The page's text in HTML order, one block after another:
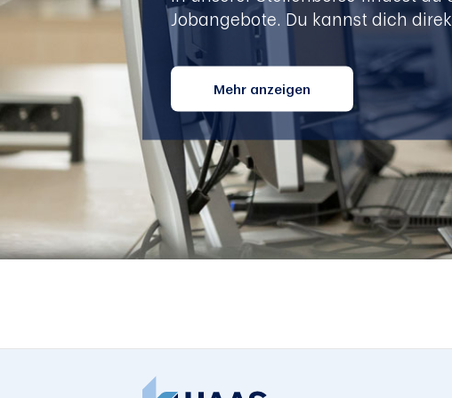
Jobangebote. Du kannst dich
Mehr anzeigen